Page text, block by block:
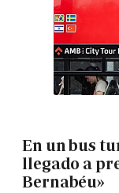
En un bus
llegado a
Bernabéu»